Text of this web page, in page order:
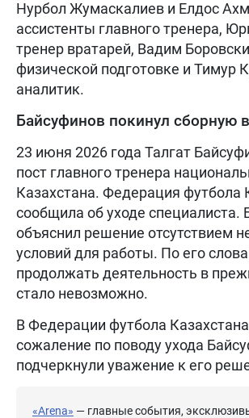
Нурбол Жумаскалиев и Елдос
ассистенты главного тренера,
тренер вратарей, Вадим
физической подготовке и Тимур
аналитик.
Байсуфинов покинул сборную
23 июня 2026 года Талгат
пост главного тренера
Казахстана. Федерация футбола
сообщила об уходе специалиста.
объяснил решение отсутствием
условий для работы. По его
продолжать деятельность в
стало невозможно.
В Федерации футбола
сожаление по поводу ухода
подчеркнули уважение к его
«Arena» — главные события,